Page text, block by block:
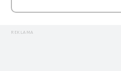
REKLAMA